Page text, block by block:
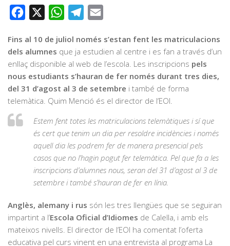
Facebook WhatsAppTelegram
Fins al 10 de juliol només s’estan fent les matriculacions
dels alumnes que ja estudien al centre i es fan a través d’un
enllaç disponible al web de l’escola. Les inscripcions pels
nous estudiants s’hauran de fer només durant tres dies,
del 31 d’agost al 3 de setembre i també de forma
telemàtica. Quim Menció és el director de l’EOI.
Estem fent totes les matriculacions telemàtiques i sí que
és cert que tenim un dia per resoldre incidències i només
aquell dia les podrem fer de manera presencial pels
casos que no l’hagin pogut fer telemàtica. Pel que fa a les
inscripcions d’alumnes nous, seran del 31 d’agost al 3 de
setembre i també s’hauran de fer en línia.
Anglès, alemany i rus són les tres llengües que se seguiran
impartint a l’Escola Oficial d’Idiomes de Calella, i amb els
mateixos nivells. El director de l’EOI ha comentat l’oferta
educativa pel curs vinent en una entrevista al programa La